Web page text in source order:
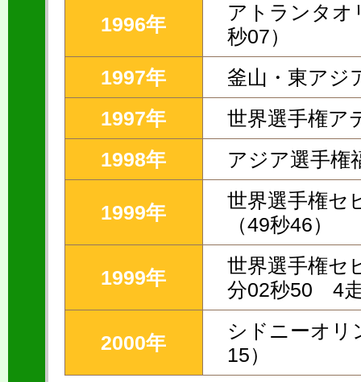
1996年
アトランタ
秒07）
1997年
釜山・東ア
1997年
世界選手権ア
1998年
アジア選手
1999年
世界選手権
（49秒46）
1999年
世界選手権セ
分02秒50 4
2000年
シドニーオ
15）